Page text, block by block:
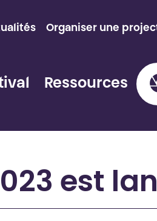
Organiser une
Ressources
est